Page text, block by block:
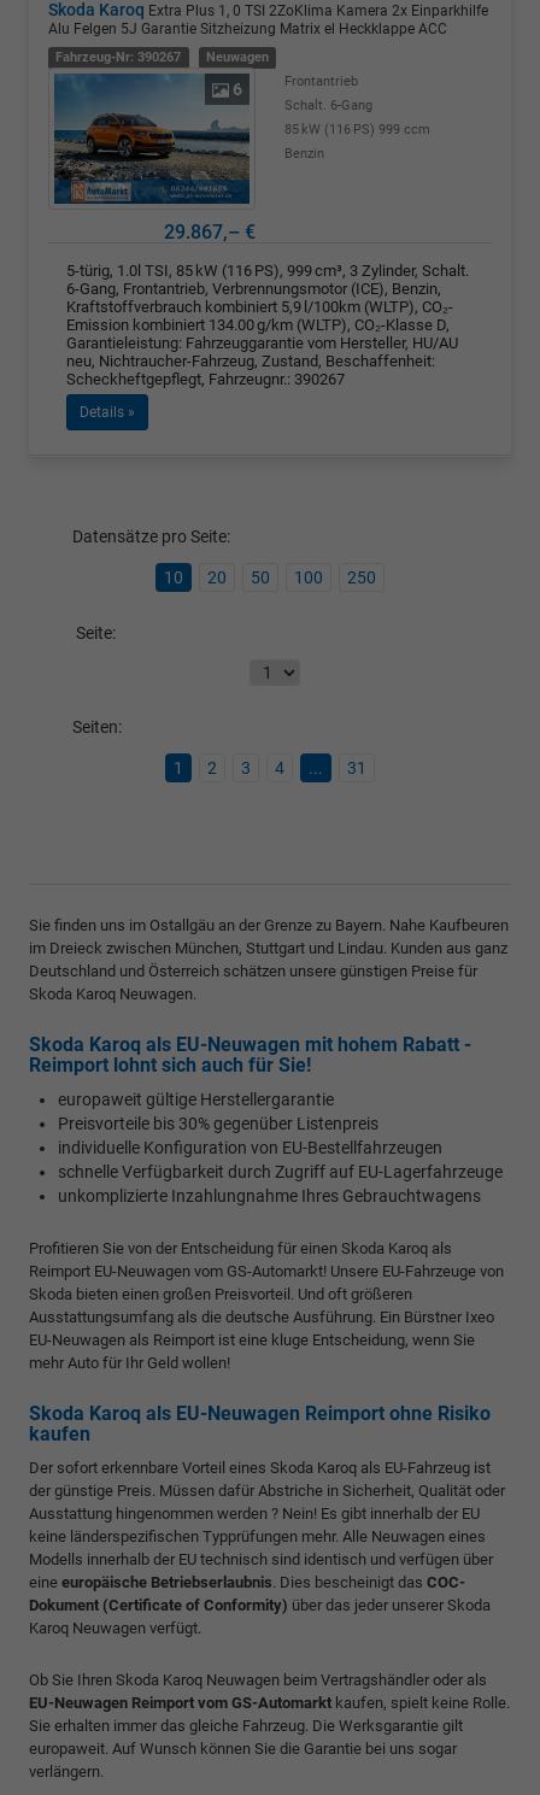
Skoda Karoq Extra Plus 1, 0 TSI 2ZoKlima Kamera 2x Einparkhilfe
Alu Felgen 5J Garantie Sitzheizung Matrix el Heckklappe ACC
Fahrzeug-Nr: 390267 Neuwagen
6
Frontantrieb
Schalt. 6-Gang
85 kW (116 PS) 999 ccm
Benzin
29.867,– €
5-türig, 1.0l TSI, 85 kW (116 PS), 999 cm³, 3 Zylinder, Schalt.
6-Gang, Frontantrieb, Verbrennungsmotor (ICE), Benzin,
Kraftstoffverbrauch kombiniert 5,9 l/100km (WLTP), CO₂-
Emission kombiniert 134.00 g/km (WLTP), CO₂-Klasse D,
Garantieleistung: Fahrzeuggarantie vom Hersteller, HU/AU
neu, Nichtraucher-Fahrzeug, Zustand, Beschaffenheit:
Scheckheftgepflegt, Fahrzeugnr.: 390267
Details »
Datensätze pro Seite:
10 20 50 100 250
Seite:
Seiten:
1 2 3 4 ... 31
Sie finden uns im Ostallgäu an der Grenze zu Bayern. Nahe Kaufbeuren
im Dreieck zwischen München, Stuttgart und Lindau. Kunden aus ganz
Deutschland und Österreich schätzen unsere günstigen Preise für
Skoda Karoq Neuwagen.
Skoda Karoq als EU-Neuwagen mit hohem Rabatt -
Reimport lohnt sich auch für Sie!
europaweit gültige Herstellergarantie
Preisvorteile bis 30% gegenüber Listenpreis
individuelle Konfiguration von EU-Bestellfahrzeugen
schnelle Verfügbarkeit durch Zugriff auf EU-Lagerfahrzeuge
unkomplizierte Inzahlungnahme Ihres Gebrauchtwagens
Profitieren Sie von der Entscheidung für einen Skoda Karoq als
Reimport EU-Neuwagen vom GS-Automarkt! Unsere EU-Fahrzeuge von
Skoda bieten einen großen Preisvorteil. Und oft größeren
Ausstattungsumfang als die deutsche Ausführung. Ein Bürstner Ixeo
EU-Neuwagen als Reimport ist eine kluge Entscheidung, wenn Sie
mehr Auto für Ihr Geld wollen!
Skoda Karoq als EU-Neuwagen Reimport ohne Risiko
kaufen
Der sofort erkennbare Vorteil eines Skoda Karoq als EU-Fahrzeug ist
der günstige Preis. Müssen dafür Abstriche in Sicherheit, Qualität oder
Ausstattung hingenommen werden ? Nein! Es gibt innerhalb der EU
keine länderspezifischen Typprüfungen mehr. Alle Neuwagen eines
Modells innerhalb der EU technisch sind identisch und verfügen über
eine europäische Betriebserlaubnis. Dies bescheinigt das COC-
Dokument (Certificate of Conformity) über das jeder unserer Skoda
Karoq Neuwagen verfügt.
Ob Sie Ihren Skoda Karoq Neuwagen beim Vertragshändler oder als
EU-Neuwagen Reimport vom GS-Automarkt kaufen, spielt keine Rolle.
Sie erhalten immer das gleiche Fahrzeug. Die Werksgarantie gilt
europaweit. Auf Wunsch können Sie die Garantie bei uns sogar
verlängern.